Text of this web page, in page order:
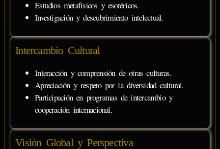
Estudios metafísicos y esotéricos.
Investigación y descubrimiento intelectual.
Intercambio Cultural
Interacción y comprensión de otras culturas.
Apreciación y respeto por la diversidad cultural.
Participación en programas de intercambio y
cooperación internacional.
Visión Global y Perspectiva